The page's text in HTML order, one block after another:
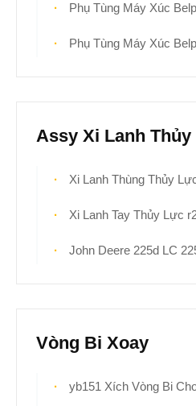
Phụ Tùng Máy Xúc Belparts
Phụ Tùng Máy Xúc Belparts e320d
Assy Xi Lanh
Xi Lanh Thùng Thủy Lực ec460 LC ec460
Xi Lanh Tay Thủy Lực r210lc-9 r210-9 Cho Phụ
John Deere 225d LC 225d Xi Lanh Cánh Tay
Vòng Bi Xoay
yb151 Xích Vòng Bi Cho Phụ Tùng